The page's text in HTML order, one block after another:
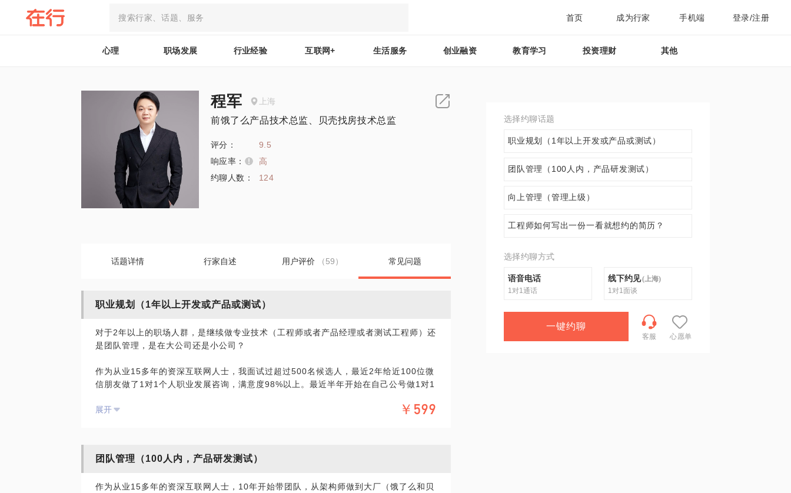
首页 成为行家 手机端 登录/注册
心理 职场发展 行业经验 互联网+ 生活服务 创业融资 教育学习 投资理财 其他
程军 上海
前饿了么产品技术总监、贝壳找房技术总监
评分：
9.5
响应率：
高
约聊人数：
124
话题详情 行家自述 用户评价 （59） 常见问题
职业规划（1年以上开发或产品或测试）
对于2年以上的职场人群，是继续做专业技术（工程师或者产品经理或者测试工程师）还
是团队管理，是在大公司还是小公司？
作为从业15多年的资深互联网人士，我面试过超过500名候选人，最近2年给近100位微
信朋友做了1对1个人职业发展咨询，满意度98%以上。最近半年开始在自己公号做1对1
3、我会根据咨询本人的目标、优势、机会这三者的交集找到更适合个人发展的职场道
4、当然最后，这些完成了，升职加薪就「so easy」。
展开 ￥599
团队管理（100人内，产品研发测试）
作为从业15多年的资深互联网人士，10年开始带团队，从架构师做到大厂（饿了么和贝
选择约聊话题
职业规划（1年以上开发或产品或测试）
团队管理（100人内，产品研发测试）
向上管理（管理上级）
工程师如何写出一份一看就想约的简历？
选择约聊方式
语音电话
1对1通话
线下约见(上海)
1对1面谈
一键约聊
客服 心愿单